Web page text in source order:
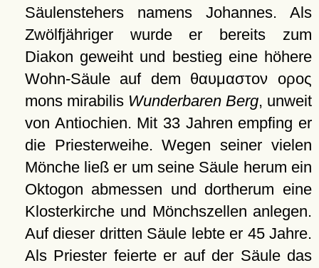
Säulenstehers namens Johannes. Als
Zwölfjähriger wurde er bereits zum
Diakon geweiht und bestieg eine höhere
Wohn-Säule auf dem θαυμαστον ορος
mons mirabilis Wunderbaren Berg, unweit
von Antiochien. Mit 33 Jahren empfing er
die Priesterweihe. Wegen seiner vielen
Mönche ließ er um seine Säule herum ein
Oktogon abmessen und dortherum eine
Klosterkirche und Mönchszellen anlegen.
Auf dieser dritten Säule lebte er 45 Jahre.
Als Priester feierte er auf der Säule das